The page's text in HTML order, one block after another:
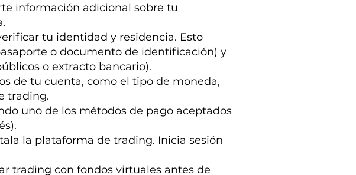
información adicional sobre tu
tu identidad y residencia. Esto
o documento de identificación) y
o extracto bancario).
de tu cuenta, como el tipo de moneda,
trading.
uno de los métodos de pago aceptados
la plataforma de trading. Inicia sesión
trading con fondos virtuales antes de